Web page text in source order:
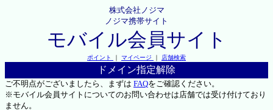
株式会社ノジマ
ノジマ携帯サイト
モバイル会員サイト
ポイント ｜ マイページ ｜ 店舗検索
ドメイン指定解除
ご不明点がございましたら、まずは FAQをご確認ください。
※モバイル会員サイトについてのお問い合わせは店舗では受け付けており
ません。